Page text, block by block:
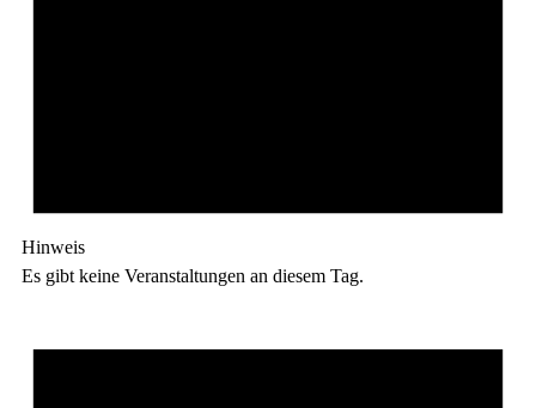
Hinweis
Es gibt keine Veranstaltungen an diesem Tag.